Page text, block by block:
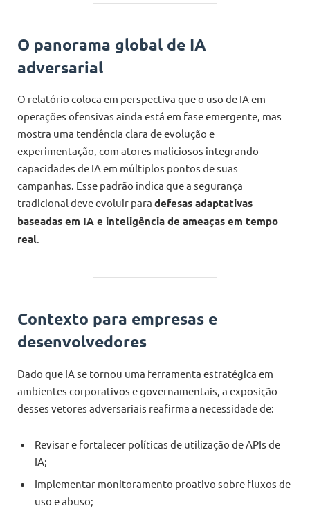
O panorama global de IA
adversarial
O relatório coloca em perspectiva que o uso de IA em
operações ofensivas ainda está em fase emergente, mas
mostra uma tendência clara de evolução e
experimentação, com atores maliciosos integrando
capacidades de IA em múltiplos pontos de suas
campanhas. Esse padrão indica que a segurança
tradicional deve evoluir para defesas adaptativas
baseadas em IA e inteligência de ameaças em tempo
real.
Contexto para empresas e
desenvolvedores
Dado que IA se tornou uma ferramenta estratégica em
ambientes corporativos e governamentais, a exposição
desses vetores adversariais reafirma a necessidade de:
Revisar e fortalecer políticas de utilização de APIs de
IA;
Implementar monitoramento proativo sobre fluxos de
uso e abuso;